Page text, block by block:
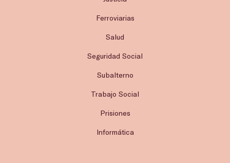
Ferroviarias
Salud
Seguridad Social
Subalterno
Trabajo Social
Prisiones
Informática